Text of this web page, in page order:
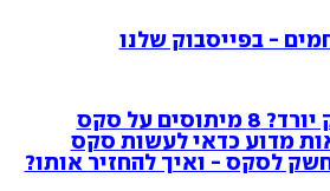
- בפייסבוק שלנו
לסקס - ואיך להחזיר אותו?